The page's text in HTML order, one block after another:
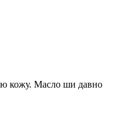
кожу. Масло ши давно